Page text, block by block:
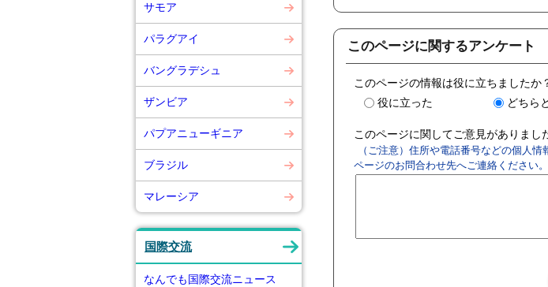
サモア
パラグアイ
バングラデシュ
ザンビア
パプアニューギニア
ブラジル
マレーシア
国際交流
なんでも国際交流ニュース
このページに関するアンケート
このページの情報は役に立ちましたか
役に立った
どちら
このページに関してご意見がありまし
（ご注意）住所や電話番号などの個人
ページのお問合わせ先へご連絡ください。